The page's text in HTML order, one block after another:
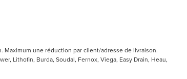
Maximum une réduction par client/adresse de livraison.
Lithofin, Burda, Soudal, Fernox, Viega, Easy Drain, Heau,